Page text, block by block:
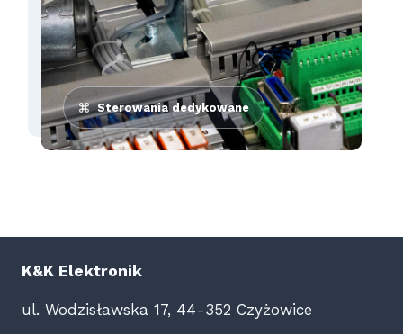
Sterowania dedykowane
K&K Elektronik
ul. Wodzisławska 17, 44-352 Czyżowice